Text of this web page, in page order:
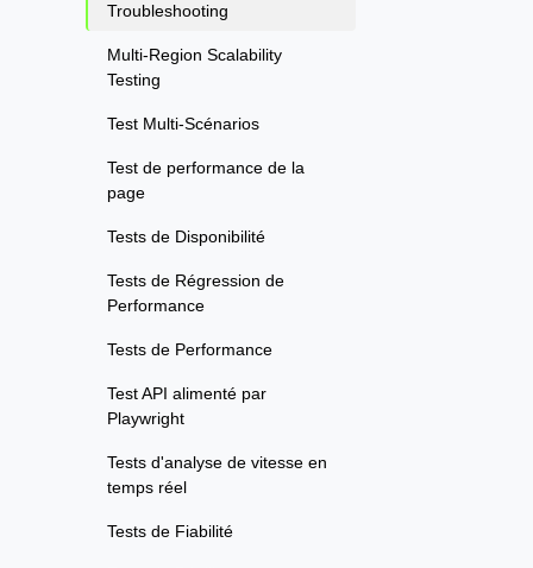
Troubleshooting
Multi-Region Scalability
Testing
Test Multi-Scénarios
Test de performance de la
page
Tests de Disponibilité
Tests de Régression de
Performance
Tests de Performance
Test API alimenté par
Playwright
Tests d'analyse de vitesse en
temps réel
Tests de Fiabilité